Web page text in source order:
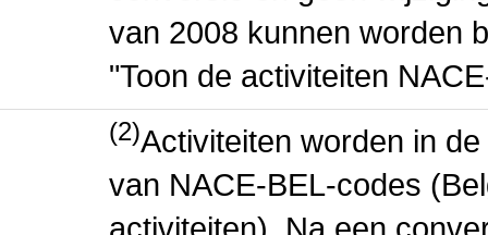
van 2008 kunnen worden
"Toon de activiteiten
(2)Activiteiten worden in
van NACE-BEL-codes